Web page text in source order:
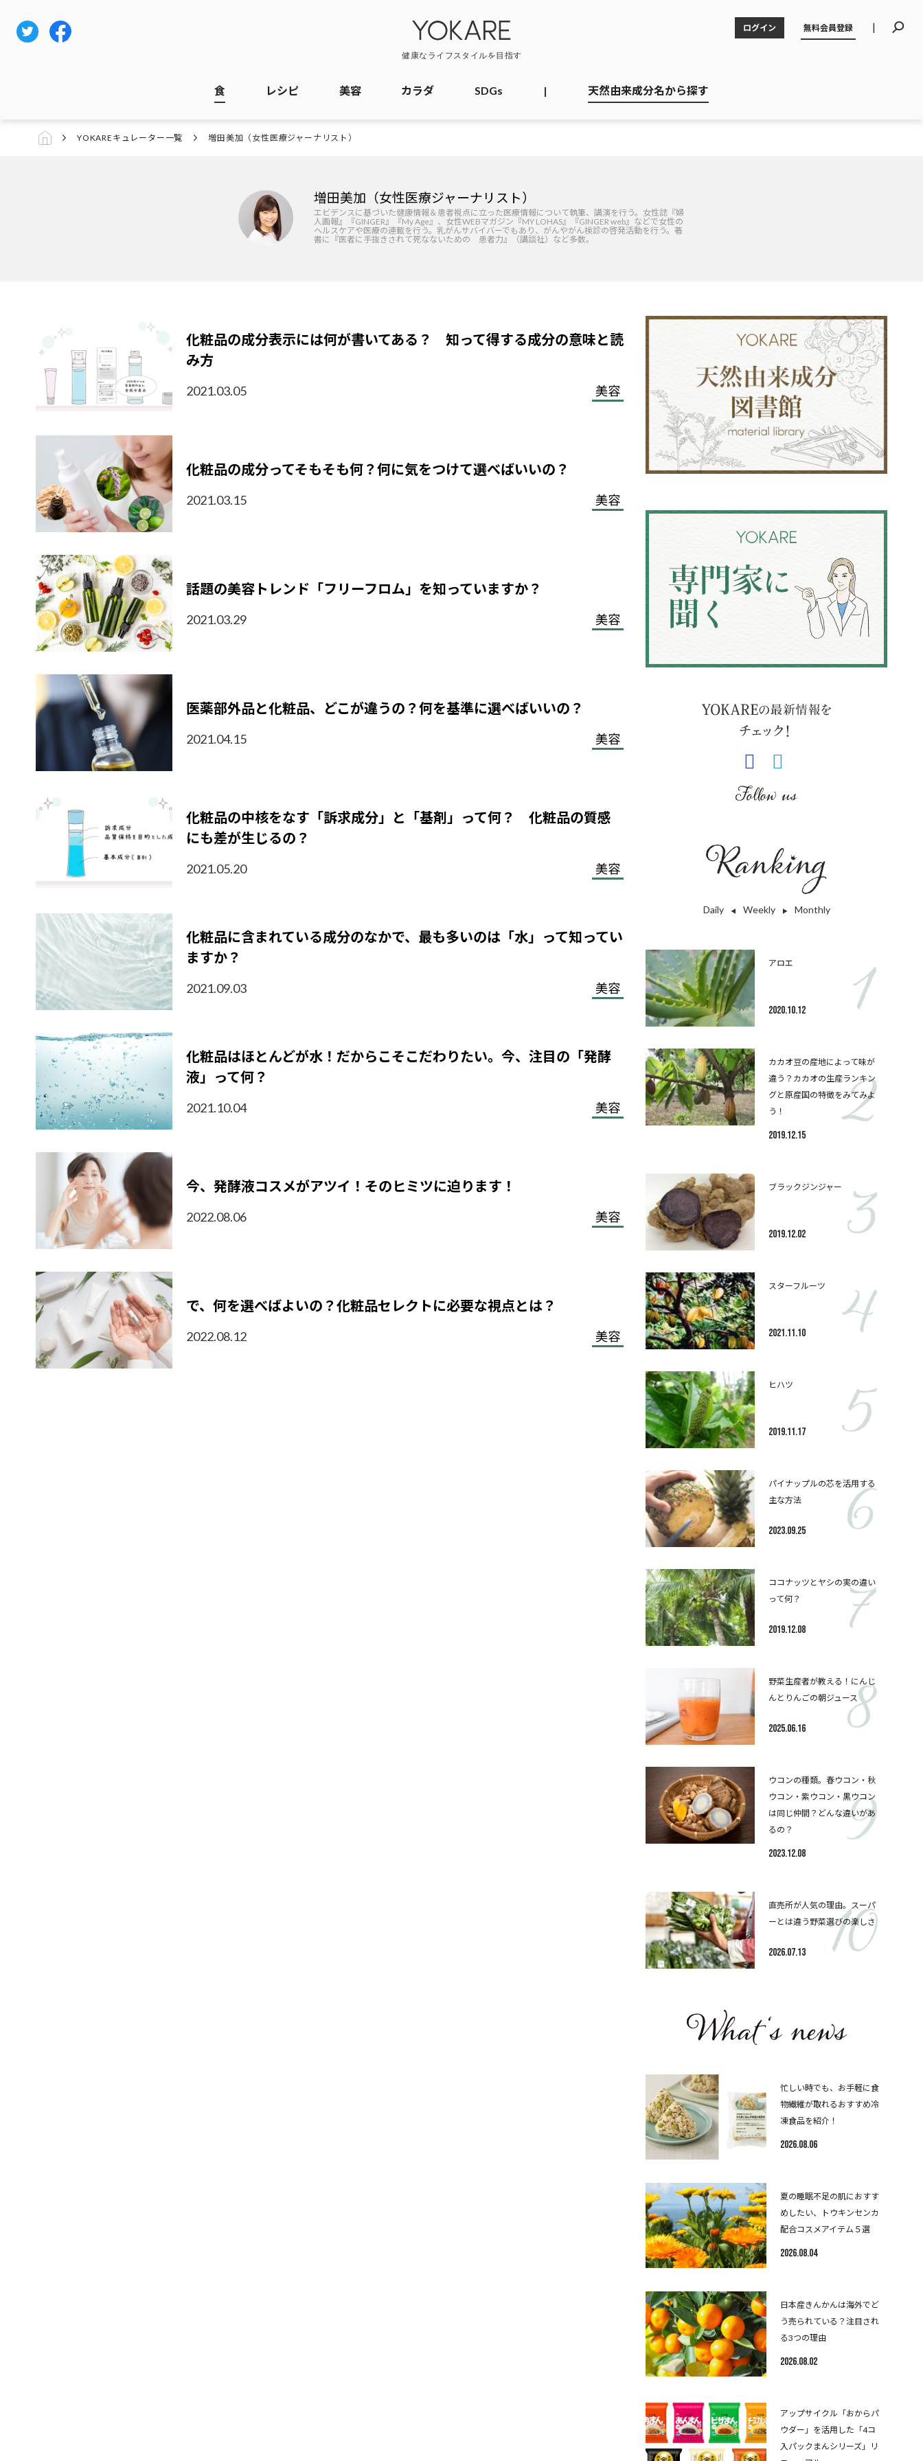
ログイン 無料会員登録 |
食 レシピ 美容 カラダ SDGs | 天然由来成分名から探す
YOKAREキュレーター一覧 増田美加（女性医療ジャーナリスト）
増田美加（女性医療ジャーナリスト）
エビデンスに基づいた健康情報＆患者視点に立った医療情報について執筆、講演を行う。女性誌『婦
人画報』『GINGER』『My Age』、女性WEBマガジン『MY LOHAS』『GINGER web』などで女性の
ヘルスケアや医療の連載を行う。乳がんサバイバーでもあり、がんやがん検診の啓発活動を行う。著
書に『医者に手抜きされて死なないための 患者力』（講談社）など多数。
化粧品の成分表示には何が書いてある？ 知って得する成分の意味と読
み方
2021.03.05 美容
化粧品の成分ってそもそも何？何に気をつけて選べばいいの？
2021.03.15 美容
話題の美容トレンド「フリーフロム」を知っていますか？
2021.03.29 美容
医薬部外品と化粧品、どこが違うの？何を基準に選べばいいの？
2021.04.15 美容
化粧品の中核をなす「訴求成分」と「基剤」って何？ 化粧品の質感
にも差が生じるの？
2021.05.20 美容
化粧品に含まれている成分のなかで、最も多いのは「水」って知ってい
ますか？
2021.09.03 美容
化粧品はほとんどが水！だからこそこだわりたい。今、注目の「発酵
液」って何？
2021.10.04 美容
今、発酵液コスメがアツイ！そのヒミツに迫ります！
2022.08.06 美容
で、何を選べばよいの？化粧品セレクトに必要な視点とは？
2022.08.12 美容
Daily ◀︎ Weekly ▶︎ Monthly
アロエ
2020.10.12
カカオ豆の産地によって味が
違う？カカオの生産ランキン
グと原産国の特徴をみてみよ
う！
2019.12.15
ブラックジンジャー
2019.12.02
スターフルーツ
2021.11.10
ヒハツ
2019.11.17
パイナップルの芯を活用する
主な方法
2023.09.25
ココナッツとヤシの実の違い
って何？
2019.12.08
野菜生産者が教える！にんじ
んとりんごの朝ジュース
2025.06.16
ウコンの種類。春ウコン・秋
ウコン・紫ウコン・黒ウコン
は同じ仲間？どんな違いがあ
るの？
2023.12.08
直売所が人気の理由。スーパ
ーとは違う野菜選びの楽しさ
2026.07.13
忙しい時でも、お手軽に食
物繊維が取れるおすすめ冷
凍食品を紹介！
2026.08.06
夏の睡眠不足の肌におすす
めしたい、トウキンセンカ
配合コスメアイテム５選
2026.08.04
日本産きんかんは海外でど
う売られている？注目され
る3つの理由
2026.08.02
アップサイクル「おからパ
ウダー」を活用した「4コ
入パックまんシリーズ」リ